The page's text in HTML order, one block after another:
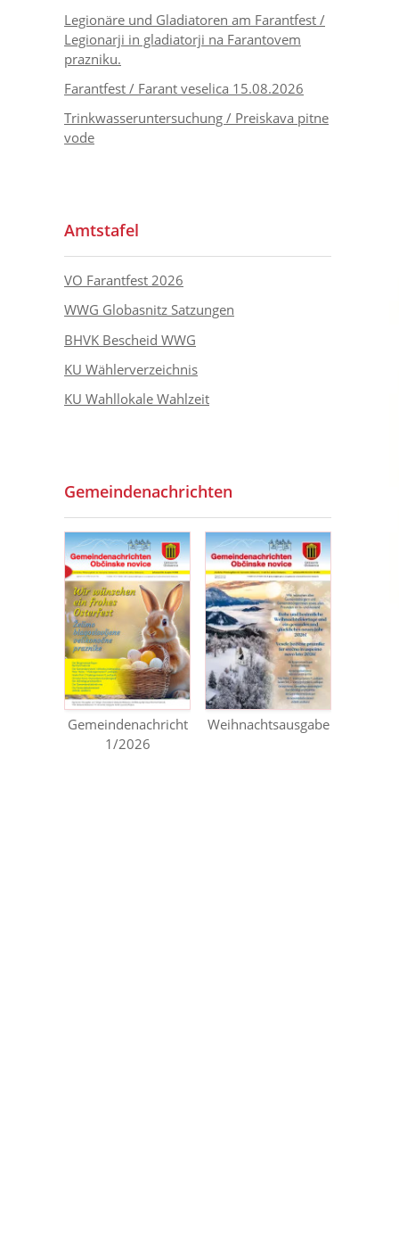
Legionäre und Gladiatoren am Farantfest /
Legionarji in gladiatorji na Farantovem
prazniku.
Farantfest / Farant veselica 15.08.2026
Trinkwasseruntersuchung / Preiskava pitne
vode
Amtstafel
VO Farantfest 2026
WWG Globasnitz Satzungen
BHVK Bescheid WWG
KU Wählerverzeichnis
KU Wahllokale Wahlzeit
Gemeindenachrichten
Gemeindenachricht
1/2026
Weihnachtsausgabe